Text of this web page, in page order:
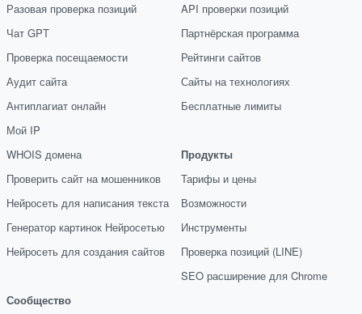
Разовая проверка позиций
Чат GPT
Проверка посещаемости
Аудит сайта
Антиплагиат онлайн
Мой IP
WHOIS домена
Проверить сайт на мошенников
Нейросеть для написания текста
Генератор картинок Нейросетью
Нейросеть для создания сайтов
Сообщество
API проверки позиций
Партнёрская программа
Рейтинги сайтов
Сайты на технологиях
Бесплатные лимиты
Продукты
Тарифы и цены
Возможности
Инструменты
Проверка позиций (LINE)
SEO расширение для Chrome